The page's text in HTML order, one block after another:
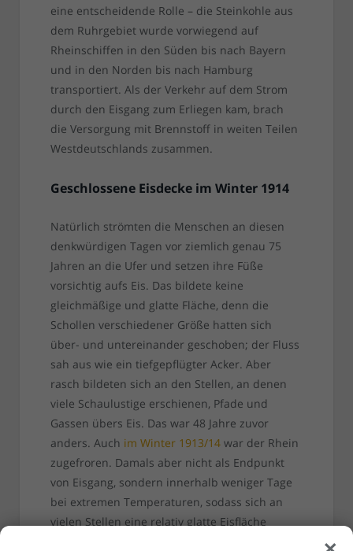
eine entscheidende Rolle – die Steinkohle aus
dem Ruhrgebiet wurde vorwiegend auf
Rheinschiffen in den Süden bis nach Bayern
und in den Norden bis nach Hamburg
transportiert. Als der Verkehr auf dem Strom
durch den Eisgang zum Erliegen kam, brach
die Versorgung mit Brennstoff in weiten Teilen
Westdeutschlands zusammen.
Geschlossene Eisdecke im Winter 1914
Natürlich strömten die Menschen an diesen
denkwürdigen Tagen vor ziemlich genau 75
Jahren an die Ufer und setzen ihre Füße
vorsichtig aufs Eis. Das bildete keine
gleichmäßige und glatte Fläche, denn die
Schollen verschiedener Größe hatten sich
über- und untereinander geschoben; der Fluss
sah aus wie ein tiefgepflügter Acker. Aber
rasch bildeten sich an den Stellen, an denen
viele Schaulustige erschienen, Pfade und
Gassen übers Eis. Das war 48 Jahre zuvor
anders. Auch im Winter 1913/14war der Rhein
zugefroren. Damals aber nicht als Endpunkt
von Eisgang, sondern innerhalb weniger Tage
bei extremen Temperaturen, sodass sich an
vielen Stellen eine relativ glatte Eisfläche